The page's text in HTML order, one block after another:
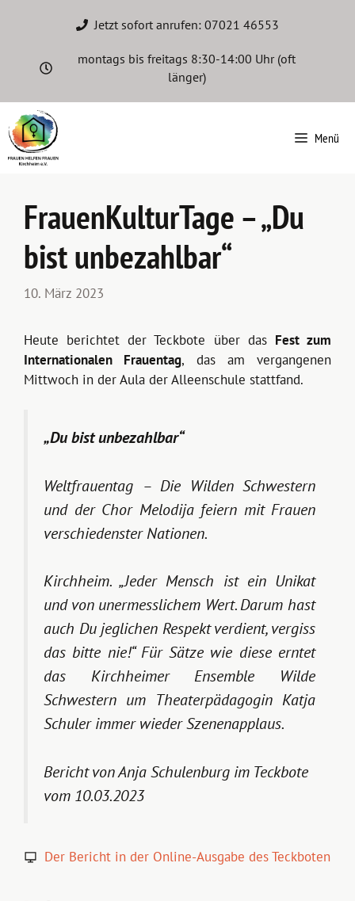
Jetzt sofort anrufen: 07021 46553
montags bis freitags 8:30-14:00 Uhr (oft
länger)
Menü
FrauenKulturTage – „Du
bist unbezahlbar“
10. März 2023
Heute berichtet der Teckbote über das Fest zum
Internationalen Frauentag, das am vergangenen
Mittwoch in der Aula der Alleenschule stattfand.
„Du bist unbezahlbar“
Weltfrauentag – Die Wilden Schwestern
und der Chor Melodija feiern mit Frauen
verschiedenster Nationen.
Kirchheim. „Jeder Mensch ist ein Unikat
und von unermesslichem Wert. Darum hast
auch Du jeglichen Respekt verdient, vergiss
das bitte nie!“ Für Sätze wie diese erntet
das Kirchheimer Ensemble Wilde
Schwestern um Theaterpädagogin Katja
Schuler immer wieder Szenenapplaus.
Bericht von Anja Schulenburg im Teckbote
vom 10.03.2023
Der Bericht in der Online-Ausgabe des Teckboten